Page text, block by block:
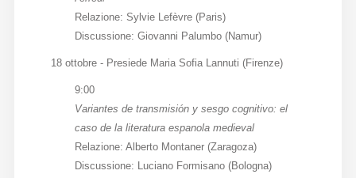
Relazione: Sylvie Lefèvre (Paris)
Discussione: Giovanni Palumbo (Namur)
18 ottobre - Presiede Maria Sofia Lannuti (Firenze)
9:00
Variantes de transmisión y sesgo cognitivo: el
caso de la literatura espanola medieval
Relazione: Alberto Montaner (Zaragoza)
Discussione: Luciano Formisano (Bologna)